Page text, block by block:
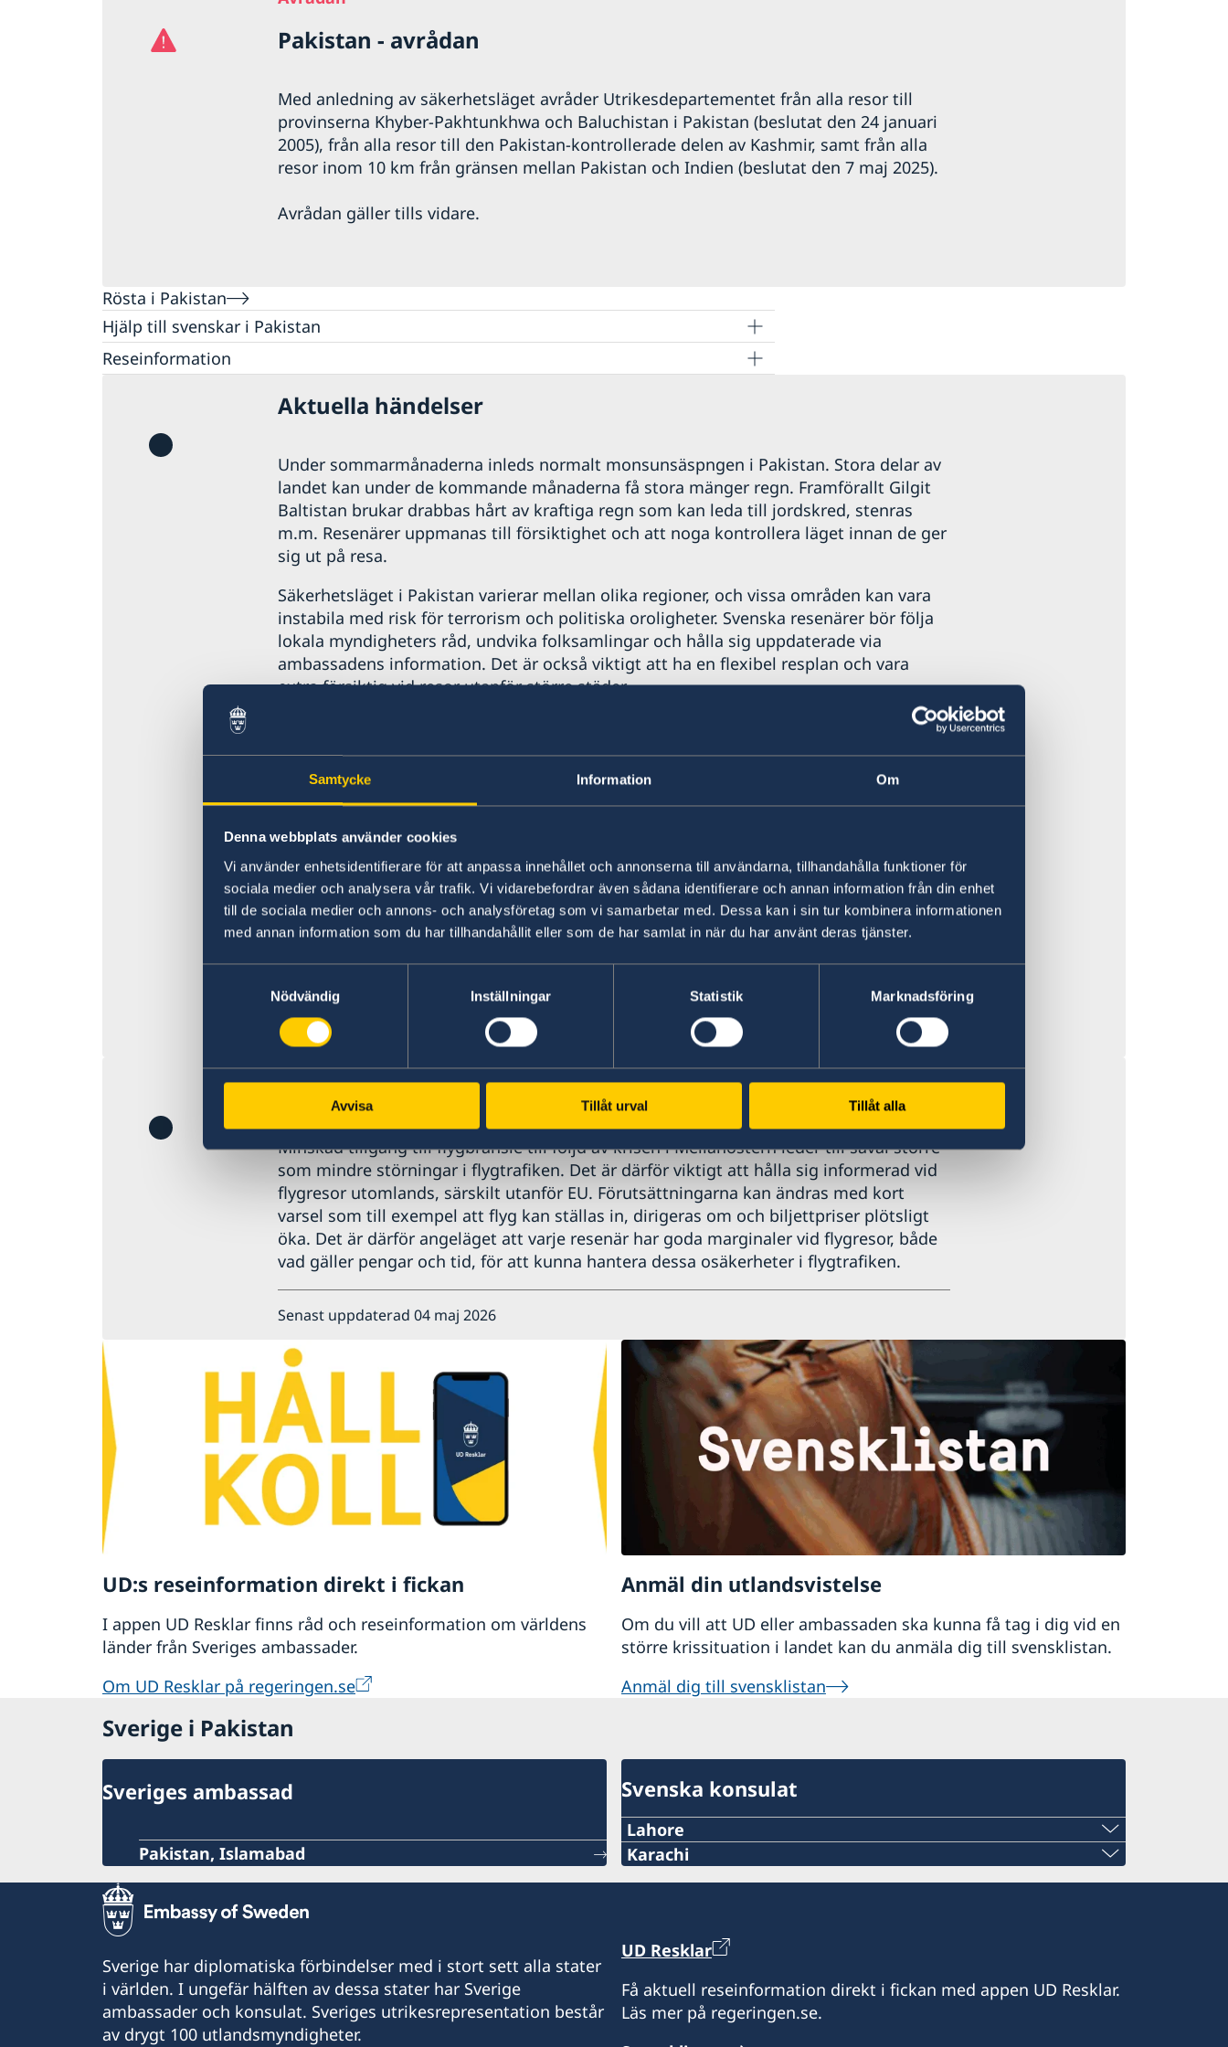
Samtycke Information Om
Denna webbplats använder cookies
Vi använder enhetsidentifierare för att anpassa innehållet och annonserna till användarna, tillhandahålla funktioner för
sociala medier och analysera vår trafik. Vi vidarebefordrar även sådana identifierare och annan information från din enhet
till de sociala medier och annons- och analysföretag som vi samarbetar med. Dessa kan i sin tur kombinera informationen
med annan information som du har tillhandahållit eller som de har samlat in när du har använt deras tjänster.
Nödvändig
Inställningar Statistik Marknadsföring
Avvisa Tillåt urval Tillåt alla
Pakistan - avrådan
Med anledning av säkerhetsläget avråder Utrikesdepartementet från alla resor till
provinserna Khyber-Pakhtunkhwa och Baluchistan i Pakistan (beslutat den 24 januari
2005), från alla resor till den Pakistan-kontrollerade delen av Kashmir, samt från alla
resor inom 10 km från gränsen mellan Pakistan och Indien (beslutat den 7 maj 2025).
Avrådan gäller tills vidare.
Rösta i Pakistan
Hjälp till svenskar i Pakistan
Rösta i Pakistan
Pass i Pakistan
Reseinformation
Allmänna säkerhetsläget
Terrorism
Naturförhållanden och katastrofer
In- och utresebestämmelser
Lokala lagar och sedvänjor
Aktuella händelser
Under sommarmånaderna inleds normalt monsunsäspngen i Pakistan. Stora delar av
landet kan under de kommande månaderna få stora mänger regn. Framförallt Gilgit
Baltistan brukar drabbas hårt av kraftiga regn som kan leda till jordskred, stenras
m.m. Resenärer uppmanas till försiktighet och att noga kontrollera läget innan de ger
sig ut på resa.
Säkerhetsläget i Pakistan varierar mellan olika regioner, och vissa områden kan vara
instabila med risk för terrorism och politiska oroligheter. Svenska resenärer bör följa
lokala myndigheters råd, undvika folksamlingar och hålla sig uppdaterade via
ambassadens information. Det är också viktigt att ha en flexibel resplan och vara
extra försiktig vid resor utanför större städer.
behov skicka viktig information via appen.
Ambassaden påminner om att UDs beslut om avrådan från alla resor till Pakistan-
kontrollerade delen av Kashmir och 10 km från gränsen till Indien fortsatt gäller.
Sedan 2005 finns även en avrådan från alla resor till provinserna Khyber-Pakhtunkhwa
och Baluchistan.
Vid en konsulär nödsituation utanför kontorstid kan UD-jouren i Stockholm
kontaktas (bemannad dygnet runt, telefonnummer +46 (0)8 405 50 05).
Senast uppdaterad 14 juli 2026, 16.00
Krisen i Mellanöstern påverkar flygtrafiken
Minskad tillgång till flygbränsle till följd av krisen i Mellanöstern leder till såväl större
som mindre störningar i flygtrafiken. Det är därför viktigt att hålla sig informerad vid
flygresor utomlands, särskilt utanför EU. Förutsättningarna kan ändras med kort
varsel som till exempel att flyg kan ställas in, dirigeras om och biljettpriser plötsligt
öka. Det är därför angeläget att varje resenär har goda marginaler vid flygresor, både
vad gäller pengar och tid, för att kunna hantera dessa osäkerheter i flygtrafiken.
Senast uppdaterad 04 maj 2026
UD:s reseinformation direkt i fickan
I appen UD Resklar finns råd och reseinformation om världens
länder från Sveriges ambassader.
Om UD Resklar på regeringen.se
Anmäl din utlandsvistelse
Om du vill att UD eller ambassaden ska kunna få tag i dig vid en
större krissituation i landet kan du anmäla dig till svensklistan.
Anmäl dig till svensklistan
Sverige i Pakistan
Sveriges ambassad
Pakistan, Islamabad
Svenska konsulat
Lahore
Tel:
E-post:
Karachi
Tel/WhatsApp:
Email:
swedishconsulate.khi@gmail.com
Visiting Address:
Sverige har diplomatiska förbindelser med i stort sett alla stater
i världen. I ungefär hälften av dessa stater har Sverige
ambassader och konsulat. Sveriges utrikesrepresentation består
av drygt 100 utlandsmyndigheter.
UD Resklar
Få aktuell reseinformation direkt i fickan med appen UD Resklar.
Läs mer på regeringen.se.